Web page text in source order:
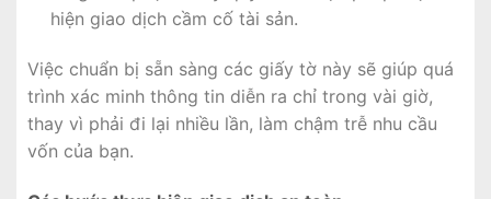
hiện giao dịch cầm cố tài sản.
Việc chuẩn bị sẵn sàng các giấy tờ này sẽ giúp quá
trình xác minh thông tin diễn ra chỉ trong vài giờ,
thay vì phải đi lại nhiều lần, làm chậm trễ nhu cầu
vốn của bạn.